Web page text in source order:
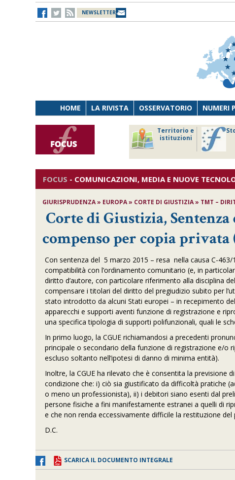
NEWSLETTER
HOME LA RIVISTA OSSERVATORIO NUMERI
Territorio e
istituzioni
FOCUS - COMUNICAZIONI, MEDIA E NUOVE
GIURISPRUDENZA » EUROPA » CORTE DI GIUSTIZIA » TMT –
Corte di Giustizia,
compenso per copia privata
Con sentenza del 5 marzo 2015 – resa nella causa C-463/
compatibilità con l’ordinamento comunitario (e, in
diritto d’autore, con particolare riferimento alla disciplina
compensare i titolari del diritto del pregiudizio subito per
stato introdotto da alcuni Stati europei – in recepimento
apparecchi e supporti aventi funzione di registrazione e
una specifica tipologia di supporti polifunzionali, quali le
In primo luogo, la CGUE richiamandosi a precedenti
principale o secondario della funzione di registrazione e/o
escluso soltanto nell’ipotesi di danno di minima entità).
Inoltre, la CGUE ha rilevato che è consentita la previsione
condizione che: i) ciò sia giustificato da difficoltà pratiche
o meno un professionista), ii) i debitori siano esenti dal
persone fisiche a fini manifestamente estranei a quelli di
e che non renda eccessivamente difficile la restituzione del
D.C.
SCARICA IL DOCUMENTO INTEGRALE